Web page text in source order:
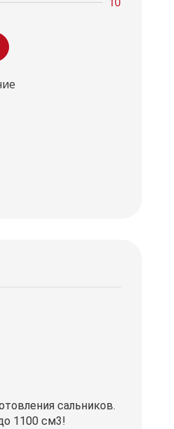
сальников.
1100 см3!